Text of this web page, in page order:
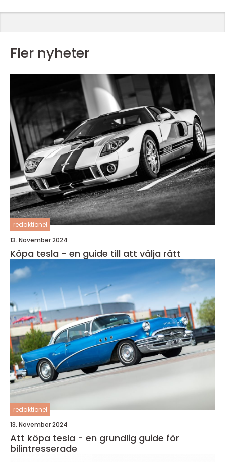
Fler nyheter
redaktionel
13. November 2024
Köpa tesla - en guide till att välja rätt
redaktionel
13. November 2024
Att köpa tesla - en grundlig guide för
bilintresserade